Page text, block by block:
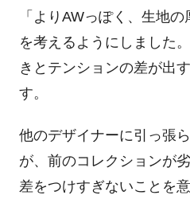
「よりAWっぽく、生地
を考えるようにしました
きとテンションの差が出
す。
他のデザイナーに引っ張
が、前のコレクションが
差をつけすぎないことを